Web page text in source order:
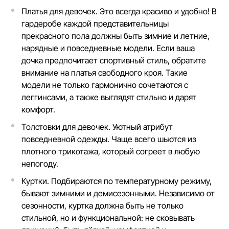
Платья для девочек. Это всегда красиво и удобно! В
гардеробе каждой представительницы
прекрасного пола должны быть зимние и летние,
нарядные и повседневные модели. Если ваша
дочка предпочитает спортивный стиль, обратите
внимание на платья свободного кроя. Такие
модели не только гармонично сочетаются с
леггинсами, а также выглядят стильно и дарят
комфорт.
Толстовки для девочек. Уютный атрибут
повседневной одежды. Чаще всего шьются из
плотного трикотажа, который согреет в любую
непогоду.
Куртки. Подбираются по температурному режиму,
бывают зимними и демисезонными. Независимо от
сезонности, куртка должна быть не только
стильной, но и функциональной: не сковывать